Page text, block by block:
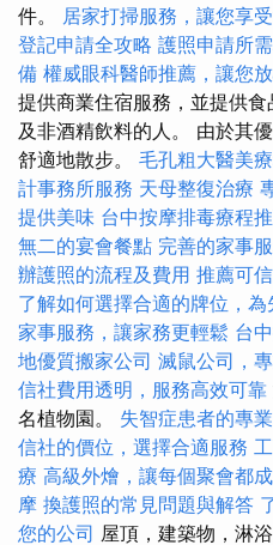
件。 居家打掃服務，讓您享
登記申請全攻略 護照申請所
備 權威眼科醫師推薦，讓您
提供商業住宿服務，並提供
及非酒精飲料的人。 由於其
舒適地散步。 毛孔粗大醫美
計事務所服務 天母整復治療
提供美味 台中按摩排毒療程
無二的宴會餐點 完善的家事
辦護照的流程及費用 推薦可
了解如何選擇合適的牌位，
家事服務，讓家務更輕鬆 台
地優質搬家公司 滅鼠公司，
信社費用透明，服務高效可靠
名植物園。 失智症患者的專
信社的價位，選擇合適服務
療 高級外燴，讓每個聚會都
摩 換護照的常見問題與解答
您的公司 屋頂，建築物，淋